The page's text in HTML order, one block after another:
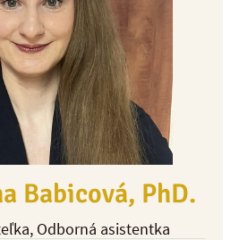
Babicová, PhD.
, Odborná asistentka